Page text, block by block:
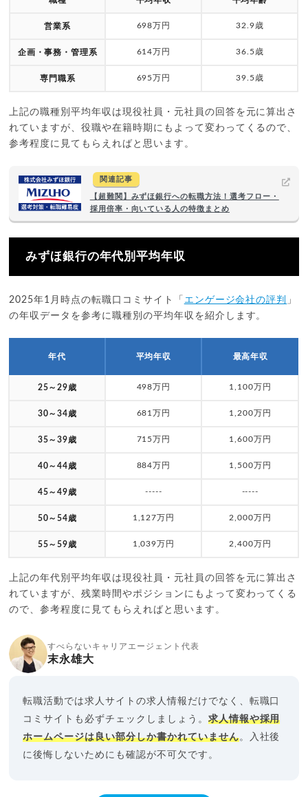
営業系 698万円 32.9歳
企画・事務・管理系 614万円 36.5歳
専門職系 695万円 39.5歳
上記の職種別平均年収は現役社員・元社員の回答を元に算出さ
れていますが、役職や在籍時期にもよって変わってくるので、
参考程度に見てもらえればと思います。
関連記事
【超難関】みずほ銀行への転職方法！選考フロー・
採用倍率・向いている人の特徴まとめ
みずほ銀行の年代別平均年収
2025年1月時点の転職口コミサイト「 エンゲージ会社の評判
」
の年収データを参考に職種別の平均年収を紹介します。
年代 平均年収 最高年収
25～29歳 498万円 1,100万円
30～34歳 681万円 1,200万円
35～39歳 715万円 1,600万円
40～44歳 884万円 1,500万円
45～49歳 ----- -----
50～54歳 1,127万円 2,000万円
55～59歳 1,039万円 2,400万円
上記の年代別平均年収は現役社員・元社員の回答を元に算出さ
れていますが、残業時間やポジションにもよって変わってくる
ので、参考程度に見てもらえればと思います。
すべらないキャリアエージェント代表
末永雄大
転職活動では求人サイトの求人情報だけでなく、転職口
コミサイトも必ずチェックしましょう。 求人情報や採用
ホームページは良い部分しか書かれていません。入社後
に後悔しないためにも確認が不可欠です。